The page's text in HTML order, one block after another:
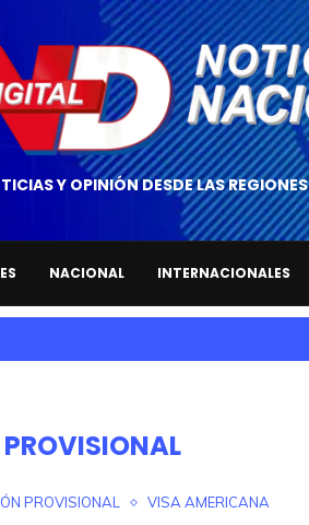
Y OPINIÓN DESDE LAS REGIONES
NACIONAL INTERNACIONALES
PROVISIONAL VISA AMERICANA